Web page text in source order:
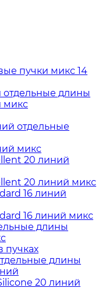
пучки микс 14
длины
микс
отдельные
микс
20 линий
20 линий микс
16 линий
16 линий микс
длины
пучках
длины
20 линий